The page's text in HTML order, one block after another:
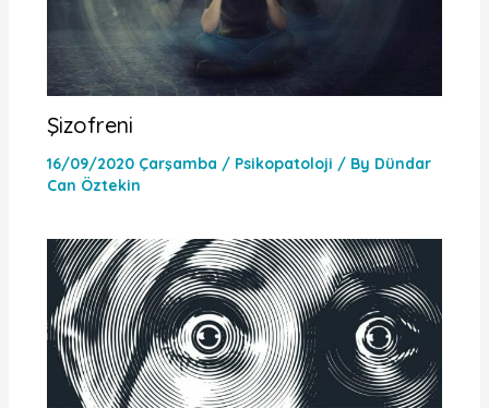
Şizofreni
16/09/2020 Çarşamba / Psikopatoloji / By Dündar
Can Öztekin